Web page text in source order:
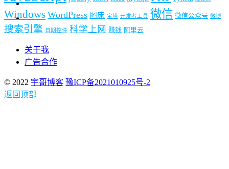
Windows WordPress 图床 宝塔 开发者工具 微信 微信公众号 微博
搜索引擎 日期控件 科学上网 赚钱 阿里云
关于我
广告合作
© 2022 宇哥博客 豫ICP备2021010925号-2
返回顶部